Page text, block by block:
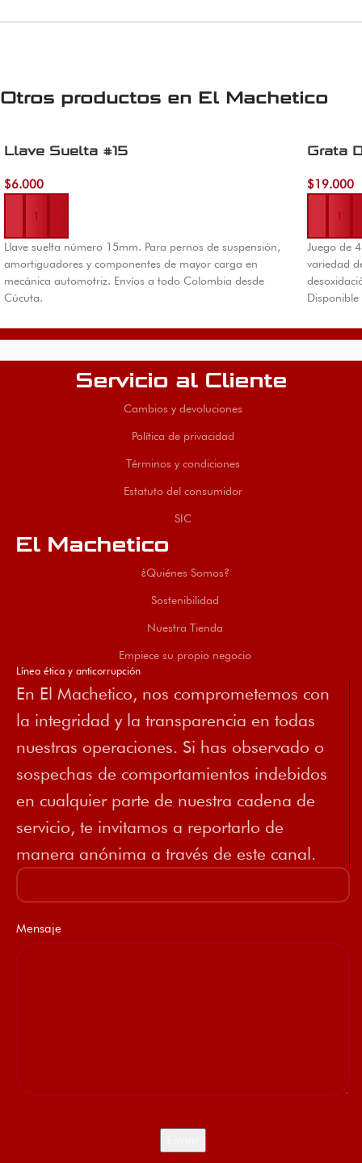
Otros productos en El Machetico
Llave Suelta #15
$6.000
Añadir al carrito
Llave suelta número 15mm. Para pernos de suspensión,
amortiguadores y componentes de mayor carga en
mecánica automotriz. Envíos a todo Colombia desde
Cúcuta.
Grata
$19.000
Añadir al
Juego de
variedad
Servicio al Cliente
Cambios y devoluciones
Política de privacidad
Términos y condiciones
Estatuto del consumidor
SIC
El Machetico
¿Quiénes Somos?
Sostenibilidad
Nuestra Tienda
Empiece su propio negocio
Línea ética y anticorrupción
En El Machetico, nos comprometemos con
la integridad y la transparencia en todas
nuestras operaciones. Si has observado o
sospechas de comportamientos indebidos
en cualquier parte de nuestra cadena de
servicio, te invitamos a reportarlo de
manera anónima a través de este canal.
Mensaje